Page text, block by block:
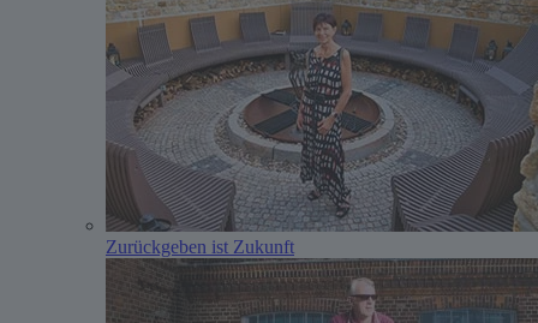
Zurückgeben ist Zukunft